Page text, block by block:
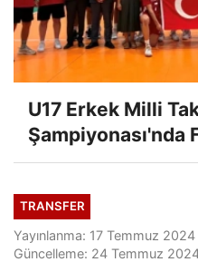
U17 Erkek Milli
Şampiyonası'nda
TRANSFER
Yayınlanma: 17 Temmuz
Güncelleme: 24 Temmuz